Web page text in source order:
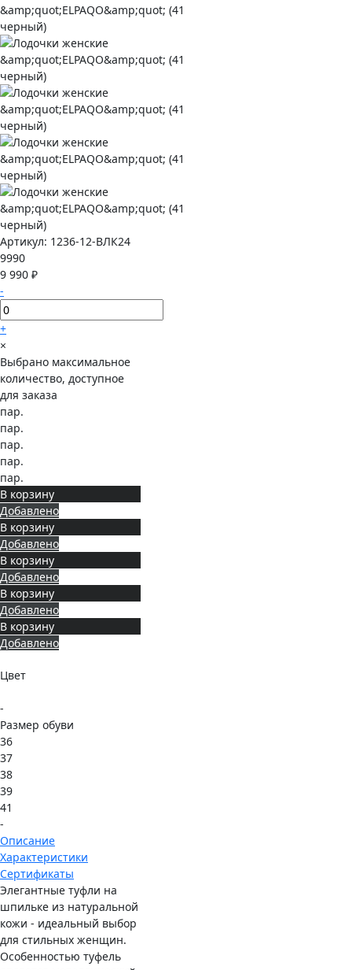
Артикул: 1236-12-ВЛК24
9990
9 990 ₽
-
+
×
Выбрано максимальное
количество, доступное
для заказа
пар.
пар.
пар.
пар.
пар.
В корзину
Добавлено
В корзину
Добавлено
В корзину
Добавлено
В корзину
Добавлено
В корзину
Добавлено
Цвет
-
Размер обуви
36
37
38
39
41
-
Описание
Характеристики
Сертификаты
Элегантные туфли на
шпильке из натуральной
кожи - идеальный выбор
для стильных женщин.
Особенностью туфель